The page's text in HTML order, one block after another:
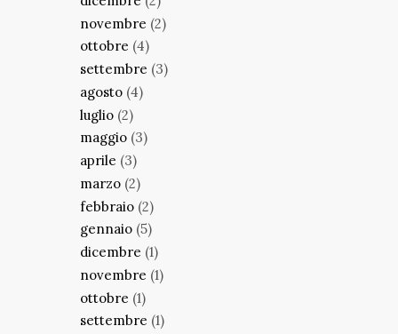
novembre (2)
ottobre (4)
settembre (3)
agosto (4)
luglio (2)
maggio (3)
aprile (3)
marzo (2)
febbraio (2)
gennaio (5)
dicembre (1)
novembre (1)
ottobre (1)
settembre (1)